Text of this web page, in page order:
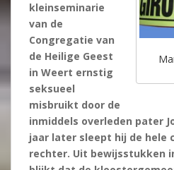
kleinseminarie
van de
Congregatie van
de Heilige Geest
in Weert ernstig
seksueel
misbruikt door de
inmiddels overleden pater
jaar later sleept hij de hele
rechter. Uit bewijsstukken